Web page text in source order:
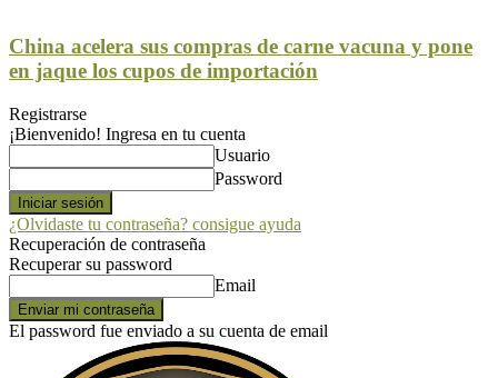
China acelera sus compras de carne vacuna y pone
en jaque los cupos de importación
Registrarse
¡Bienvenido! Ingresa en tu cuenta
Usuario
Password
¿Olvidaste tu contraseña? consigue ayuda
Recuperación de contraseña
Recuperar su password
Email
El password fue enviado a su cuenta de email